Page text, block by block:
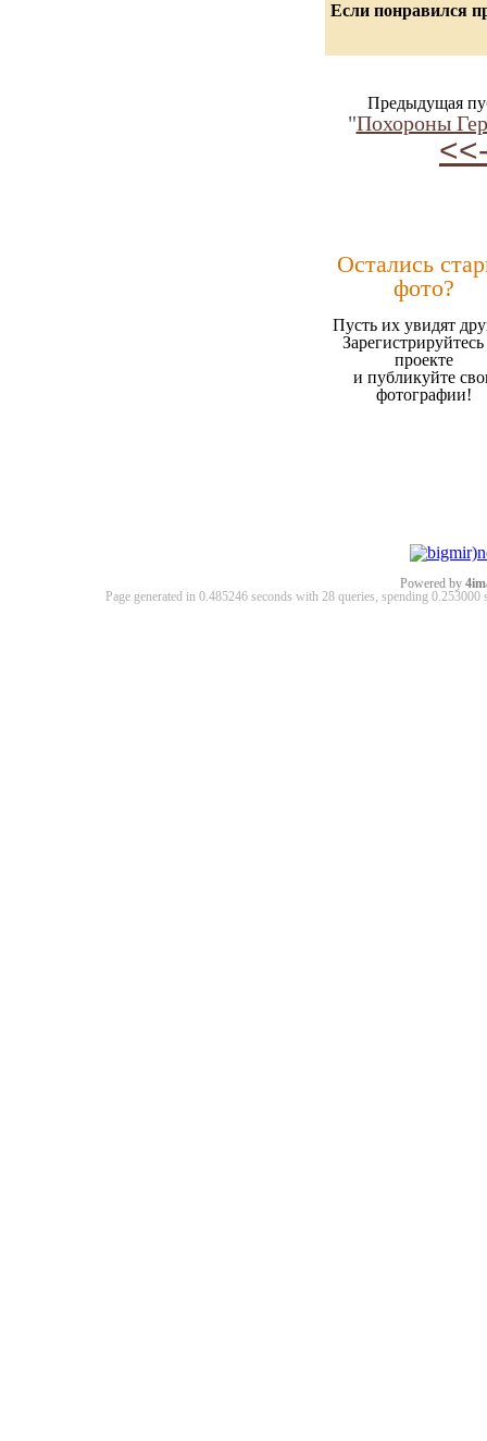
Если понравился
Предыдущая
"Похороны
Остались
фото?
Пусть их увидят
проекте
и публикуйте
фотографии!
Powered by
Page generated in 0.485246 seconds with 28 queries, spending